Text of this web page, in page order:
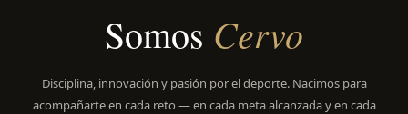
Somos Cervo
Disciplina, innovación y pasión por el deporte. Nacimos para
acompañarte en cada reto — en cada meta alcanzada y en cada